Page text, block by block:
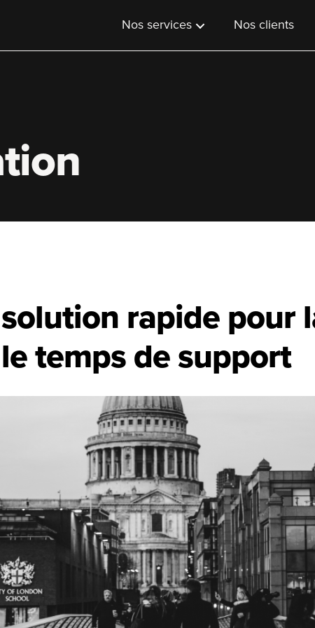
Nos services Nos clients
rapide pour
temps de support